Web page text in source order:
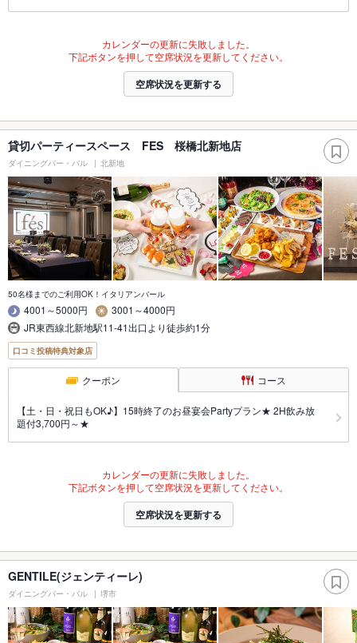
カレンダーの更新に失敗しました。
下記ボタンを押して空席状況を更新してください。
空席状況を更新する
貸切パーティースペース FES 桜橋北新地店
ダイニングバー・バル 北新地
50名様までのご利用OK！イタリアンバール
4001～5000円
3001～4000円
JR東西線北新地駅11-41出口より徒歩約1分
口コミ投稿特典対象店
クーポン コース
【土・日・祝日もOK♪】15時終了のお昼宴会Partyプラン★ 2H飲み放
題付3,700円～★
カレンダーの更新に失敗しました。
下記ボタンを押して空席状況を更新してください。
空席状況を更新する
GENTILE(ジェンティーレ)
ダイニングバー・バル 堺市